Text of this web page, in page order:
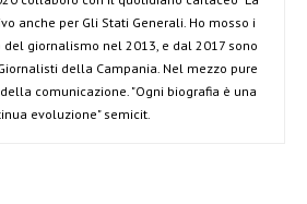
anche per Gli Stati Generali. Ho mosso i
giornalismo nel 2013, e dal 2017 sono
della Campania. Nel mezzo pure
comunicazione. "Ogni biografia è una
evoluzione" semicit.